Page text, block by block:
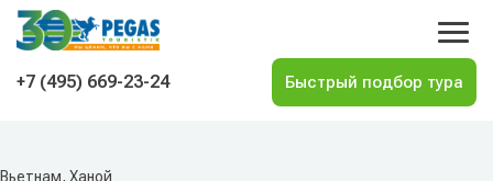
На главную
+7 (495) 669-23-24
Вьетнам, Ханой